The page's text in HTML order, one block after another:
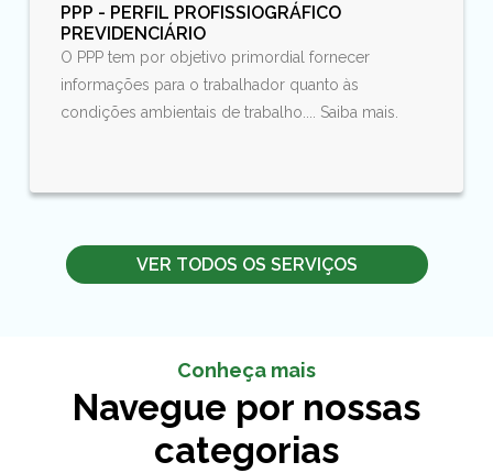
PPP - PERFIL PROFISSIOGRÁFICO
PREVIDENCIÁRIO
O PPP tem por objetivo primordial fornecer
informações para o trabalhador quanto às
condições ambientais de trabalho.... Saiba mais.
VER TODOS OS SERVIÇOS
Conheça mais
Navegue por nossas
categorias